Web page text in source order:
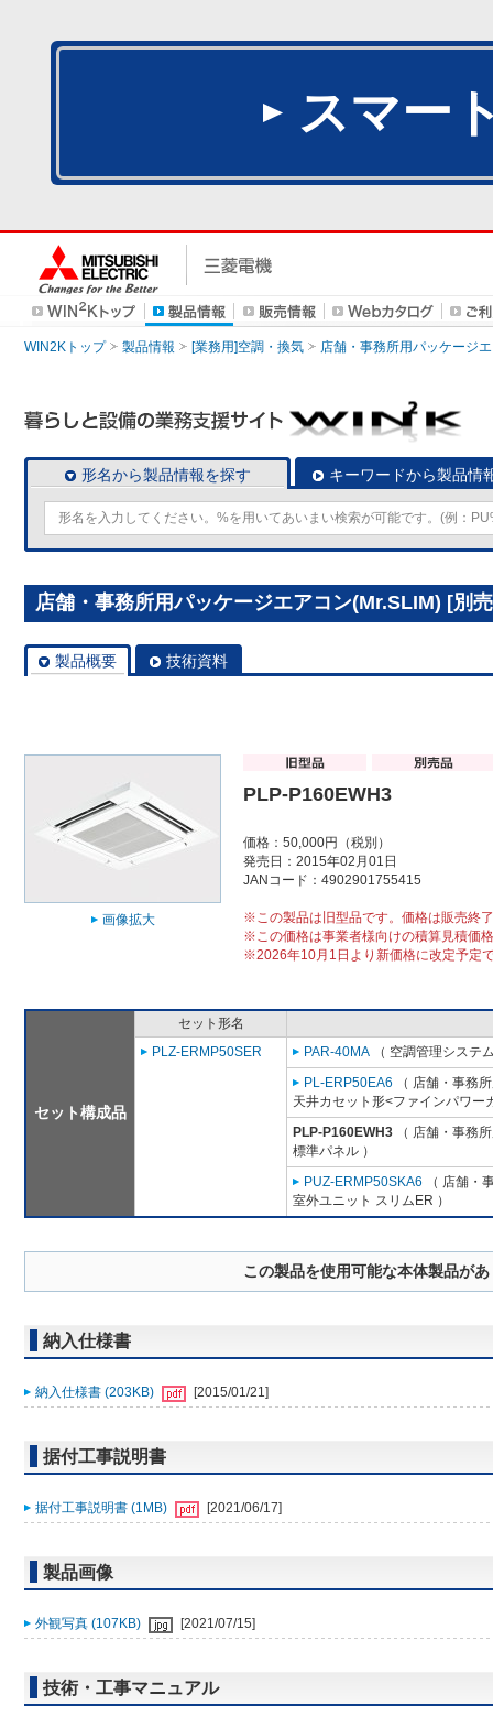
スマー
WIN2Kトップ 製品情報 [業務用]空調・換気 店舗・事務所用パッケージ
形名から製品情報を探す キーワードから製品情
店舗・事務所用パッケージエアコン(Mr.SLIM) [別
製品概要 技術資料
画像拡大
PLP-P160EWH3
価格：50,000円（税別）
発売日：2015年02月01日
JANコード：4902901755415
※この製品は旧型品です。価格は販売終
※この価格は事業者様向けの積算見積価
※2026年10月1日より新価格に改定予定
セット構成品
セット形名
PLZ-ERMP50SER
PAR-40MA （ 空調管理システ
PL-ERP50EA6 （ 店舗・事務
天井カセット形<ファインパワー
PLP-P160EWH3 （ 店舗・事務
標準パネル ）
PUZ-ERMP50SKA6 （ 店舗・
室外ユニット スリムER ）
この製品を使用可能な本体製品が
納入仕様書
納入仕様書 (203KB) [2015/01/21]
据付工事説明書
据付工事説明書 (1MB) [2021/06/17]
製品画像
外観写真 (107KB) [2021/07/15]
技術・工事マニュアル